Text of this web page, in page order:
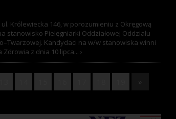
Królewiecka 146, w porozumieniu z Okręgową
stanowisko Pielęgniarki Oddziałowej Oddziału
Kandydaci na w/w stanowiska winni
z dnia 10 lipca... ›
»